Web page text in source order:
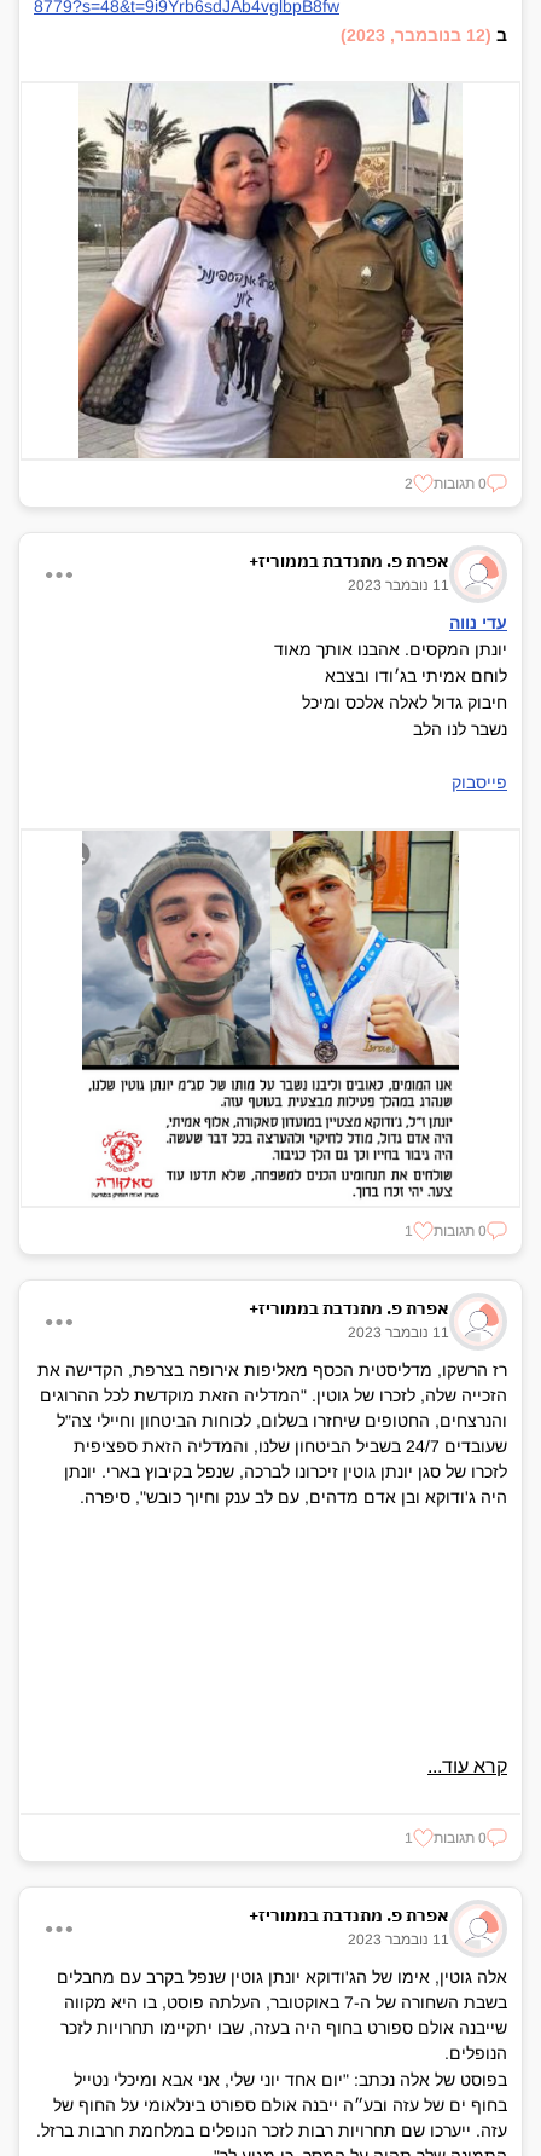
8779?s=48&t=9i9Yrb6sdJAb4vglbpB8fw
ב (12 בנובמבר, 2023)
0 תגובות 2
אפרת פ. מתנדבת בממוריז+
11 נובמבר 2023
עדי נווה
יונתן המקסים. אהבנו אותך מאוד
לוחם אמיתי בג׳ודו ובצבא
חיבוק גדול לאלה אלכס ומיכל
נשבר לנו הלב
פייסבוק
0 תגובות 1
אפרת פ. מתנדבת בממוריז+
11 נובמבר 2023
רז הרשקו, מדליסטית הכסף מאליפות אירופה בצרפת, הקדישה את
הזכייה שלה, לזכרו של גוטין. "המדליה הזאת מוקדשת לכל ההרוגים
והנרצחים, החטופים שיחזרו בשלום, לכוחות הביטחון וחיילי צה"ל
שעובדים 24/7 בשביל הביטחון שלנו, והמדליה הזאת ספציפית
לזכרו של סגן יונתן גוטין זיכרונו לברכה, שנפל בקיבוץ בארי. יונתן
היה ג'ודוקא ובן אדם מדהים, עם לב ענק וחיוך כובש", סיפרה.
קרא עוד...
0 תגובות 1
אפרת פ. מתנדבת בממוריז+
11 נובמבר 2023
אלה גוטין, אימו של הג'ודוקא יונתן גוטין שנפל בקרב עם מחבלים
בשבת השחורה של ה-7 באוקטובר, העלתה פוסט, בו היא מקווה
שייבנה אולם ספורט בחוף היה בעזה, שבו יתקיימו תחרויות לזכר
הנופלים.
בפוסט של אלה נכתב: "יום אחד יוני שלי, אני אבא ומיכלי נטייל
בחוף ים של עזה ובע״ה ייבנה אולם ספורט בינלאומי על החוף של
עזה. ייערכו שם תחרויות רבות לזכר הנופלים במלחמת חרבות ברזל.